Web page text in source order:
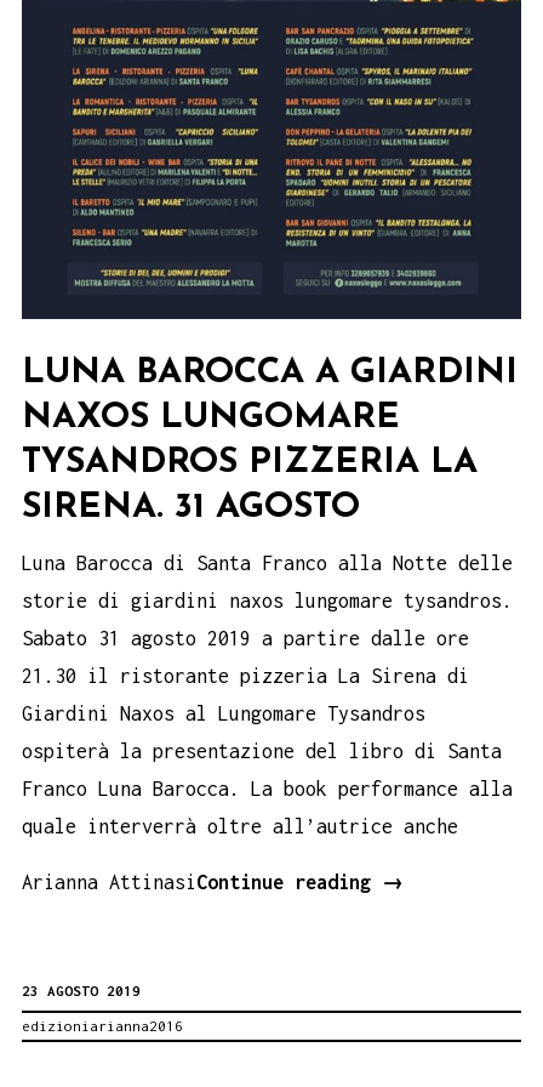
LUNA BAROCCA A GIARDINI
NAXOS LUNGOMARE
TYSANDROS PIZZERIA LA
SIRENA. 31 AGOSTO
Luna Barocca di Santa Franco alla Notte delle
storie di giardini naxos lungomare tysandros.
Sabato 31 agosto 2019 a partire dalle ore
21.30 il ristorante pizzeria La Sirena di
Giardini Naxos al Lungomare Tysandros
ospiterà la presentazione del libro di Santa
Franco Luna Barocca. La book performance alla
quale interverrà oltre all’autrice anche
Arianna AttinasiContinue reading
Luna
→
23 AGOSTO 2019
edizioniarianna2016